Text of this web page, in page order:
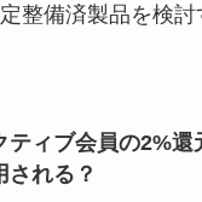
整備済製品を検
ティブ会員の2%
される？